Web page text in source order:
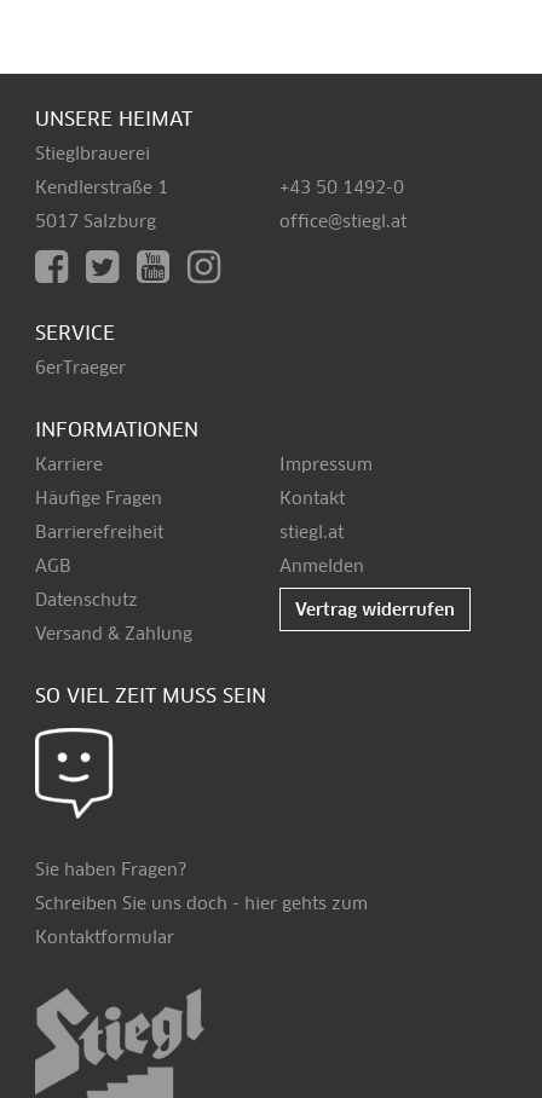
UNSERE HEIMAT
Stieglbrauerei
Kendlerstraße 1
5017 Salzburg
+43 50 1492-0
office@stiegl.at
SERVICE
6erTraeger
INFORMATIONEN
Karriere
Häufige Fragen
Barrierefreiheit
AGB
Datenschutz
Versand & Zahlung
Impressum
Kontakt
stiegl.at
Anmelden
Vertrag widerrufen
SO VIEL ZEIT MUSS SEIN
Sie haben Fragen?
Schreiben Sie uns doch - hier gehts zum
Kontaktformular